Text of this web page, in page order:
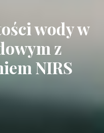
wody w
z
NIRS